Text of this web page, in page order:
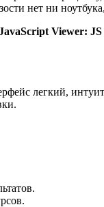
нет ни
Viewer:
легкий,